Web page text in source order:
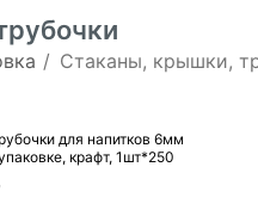
/ Стаканы, крышки,
для напитков 6мм
крафт, 1шт*250